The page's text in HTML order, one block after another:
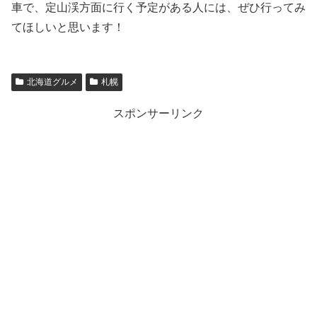
車で、定山渓方面に行く予定がある人には、ぜひ行ってみ
てほしいと思います！
北海道グルメ 札幌
スポンサーリンク